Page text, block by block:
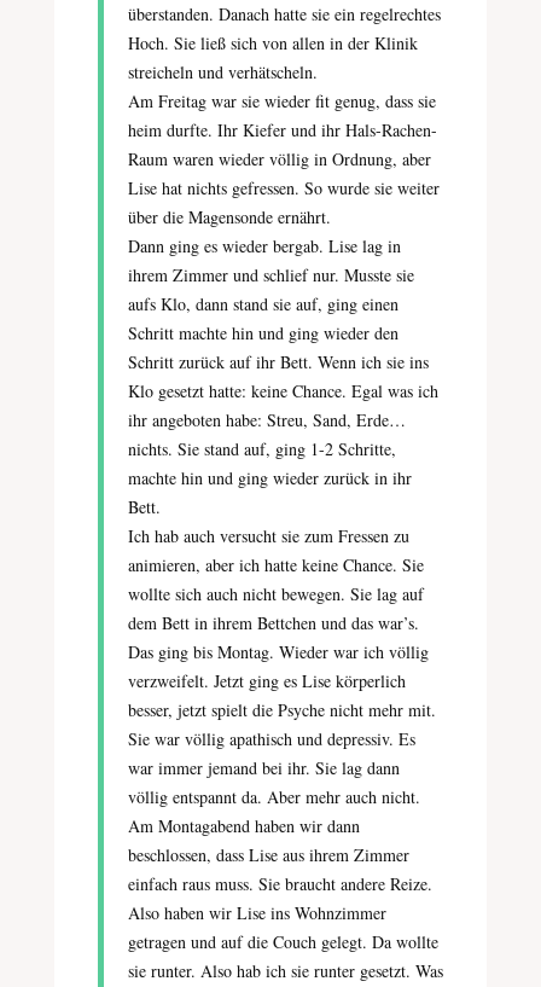
überstanden. Danach hatte sie ein regelrechtes
Hoch. Sie ließ sich von allen in der Klinik
streicheln und verhätscheln.
Am Freitag war sie wieder fit genug, dass sie
heim durfte. Ihr Kiefer und ihr Hals-Rachen-
Raum waren wieder völlig in Ordnung, aber
Lise hat nichts gefressen. So wurde sie weiter
über die Magensonde ernährt.
Dann ging es wieder bergab. Lise lag in
ihrem Zimmer und schlief nur. Musste sie
aufs Klo, dann stand sie auf, ging einen
Schritt machte hin und ging wieder den
Schritt zurück auf ihr Bett. Wenn ich sie ins
Klo gesetzt hatte: keine Chance. Egal was ich
ihr angeboten habe: Streu, Sand, Erde…
nichts. Sie stand auf, ging 1-2 Schritte,
machte hin und ging wieder zurück in ihr
Bett.
Ich hab auch versucht sie zum Fressen zu
animieren, aber ich hatte keine Chance. Sie
wollte sich auch nicht bewegen. Sie lag auf
dem Bett in ihrem Bettchen und das war’s.
Das ging bis Montag. Wieder war ich völlig
verzweifelt. Jetzt ging es Lise körperlich
besser, jetzt spielt die Psyche nicht mehr mit.
Sie war völlig apathisch und depressiv. Es
war immer jemand bei ihr. Sie lag dann
völlig entspannt da. Aber mehr auch nicht.
Am Montagabend haben wir dann
beschlossen, dass Lise aus ihrem Zimmer
einfach raus muss. Sie braucht andere Reize.
Also haben wir Lise ins Wohnzimmer
getragen und auf die Couch gelegt. Da wollte
sie runter. Also hab ich sie runter gesetzt. Was